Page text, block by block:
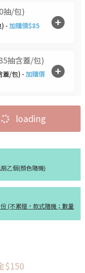
抽/包)
- 加購價$85
抽含蓋/包)
蓋/包) - 加購價
面安撫床包
loading
乙個(顏色隨機)
(不累贈，款式隨機；數量
$150